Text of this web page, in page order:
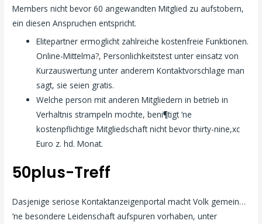
Members nicht bevor 60 angewandten Mitglied zu aufstobern,
ein diesen Anspruchen entspricht.
Elitepartner ermoglicht zahlreiche kostenfreie Funktionen.
Online-Mittelma?, Personlichkeitstest unter einsatz von
Kurzauswertung unter anderem Kontaktvorschlage man
sagt, sie seien gratis.
Welche person mit anderen Mitgliedern in betrieb in
Verhaltnis strampeln mochte, beni¶tigt ‘ne
kostenpflichtige Mitgliedschaft nicht bevor thirty-nine,xc
Euro z. hd. Monat.
50plus-Treff
Dasjenige seriose Kontaktanzeigenportal macht Volk gemein…
‘ne besondere Leidenschaft aufspuren vorhaben, unter